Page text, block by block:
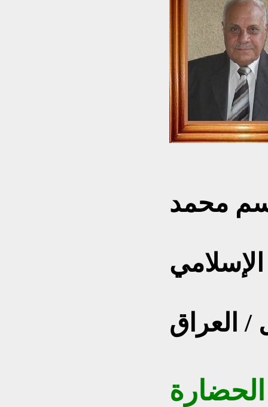
محمد
/ العراق